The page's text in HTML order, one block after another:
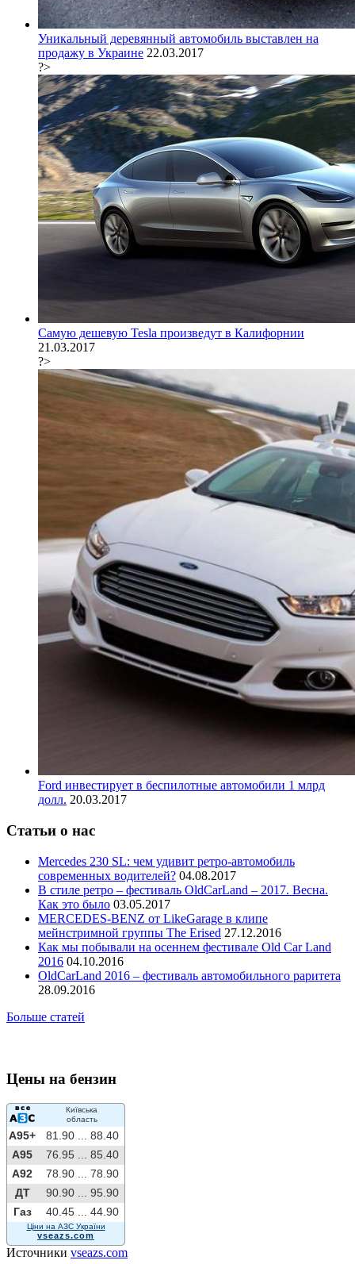
Уникальный деревянный автомобиль выставлен на
продажу в Украине 22.03.2017
?>
Самую дешевую Tesla произведут в Калифорнии
21.03.2017
?>
Ford инвестирует в беспилотные автомобили 1 млрд
долл. 20.03.2017
Статьи о нас
Mercedes 230 SL: чем удивит ретро-автомобиль
современных водителей? 04.08.2017
В стиле ретро – фестиваль OldCarLand – 2017. Весна.
Как это было 03.05.2017
MERCEDES-BENZ от LikeGarage в клипе
мейнстримной группы The Erised 27.12.2016
Как мы побывали на осеннем фестивале Old Car Land
2016 04.10.2016
OldCarLand 2016 – фестиваль автомобильного раритета
28.09.2016
Больше статей
Цены на бензин
Київська
область
A95+ 81.90 ...
88.40
A95
76.95 ...
85.40
A92
78.90 ...
78.90
ДТ
90.90 ...
95.90
Газ
40.45 ... 44.90
Ціни на АЗС України
vseazs.com
Источники vseazs.com